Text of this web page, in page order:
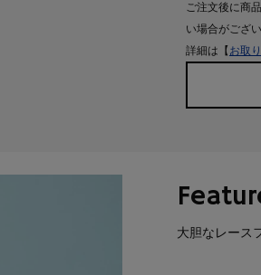
ご注文後に商
い場合がござい
詳細は【 お取
大胆なレース